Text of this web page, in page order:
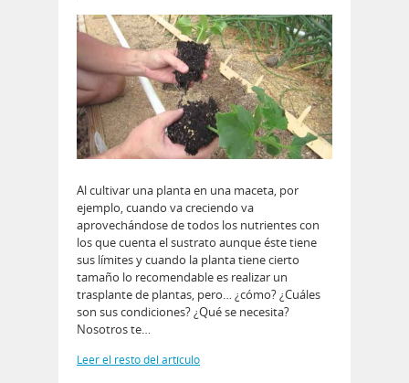
Al cultivar una planta en una maceta, por
ejemplo, cuando va creciendo va
aprovechándose de todos los nutrientes con
los que cuenta el sustrato aunque éste tiene
sus límites y cuando la planta tiene cierto
tamaño lo recomendable es realizar un
trasplante de plantas, pero… ¿cómo? ¿Cuáles
son sus condiciones? ¿Qué se necesita?
Nosotros te…
Leer el resto del artículo